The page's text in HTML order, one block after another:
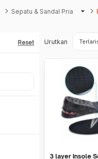
keyboard_arrow_right Sepatu & Sandal Pria arrow_drop_down keyboard_arrow_right
Reset Urutkan
3 layer Insole